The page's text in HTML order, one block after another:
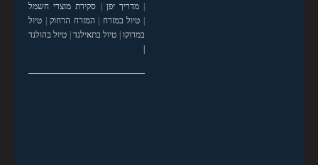
|מדריך יפן | סקירת מוצרי חשמל
| טיול במזרח | המזרח הרחוק| טיול
במרוקו| טיול בתאילנד| טיול בהולנד
|